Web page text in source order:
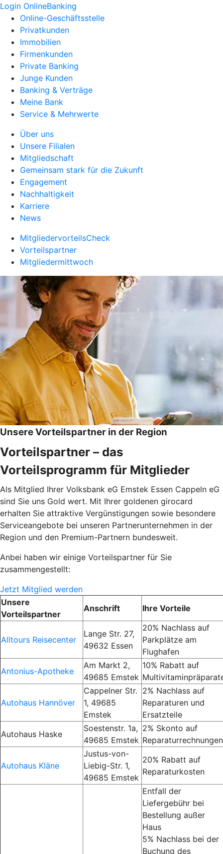
Login OnlineBanking
Online-Geschäftsstelle
Privatkunden
Immobilien
Firmenkunden
Private Banking
Junge Kunden
Banking & Verträge
Meine Bank
Service & Mehrwerte
Über uns
Unsere Filialen
Mitgliedschaft
Gemeinsam stark für die Zukunft
Engagement
Nachhaltigkeit
Karriere
News
MitgliedervorteilsCheck
Vorteilspartner
Mitgliedermittwoch
Unsere Vorteilspartner in der Region
Vorteilspartner – das
Vorteilsprogramm für Mitglieder
Als Mitglied Ihrer Volksbank eG Emstek Essen Cappeln eG
sind Sie uns Gold wert. Mit Ihrer goldenen girocard
erhalten Sie attraktive Vergünstigungen sowie besondere
Serviceangebote bei unseren Partnerunternehmen in der
Region und den Premium-Partnern bundesweit.
Anbei haben wir einige Vorteilspartner für Sie
zusammengestellt:
Jetzt Mitglied werden
Unsere
Vorteilspartner
Anschrift Ihre Vorteile
Alltours Reisecenter
Lange Str. 27,
49632 Essen
20% Nachlass auf
Parkplätze am
Flughafen
Antonius-Apotheke
Am Markt 2,
49685 Emstek
10% Rabatt auf
Autohaus Hannöver
Cappelner Str.
1, 49685
Emstek
2% Nachlass auf
Reparaturen und
Ersatzteile
Autohaus Haske
Soestenstr. 1a,
49685 Emstek
2% Skonto auf
Reparaturrechnungen
Autohaus Kläne
Justus-von-
Liebig-Str. 1,
49685 Emstek
20% Rabatt auf
Reparaturkosten
Entfall der
Liefergebühr bei
Bestellung außer
Haus
5% Nachlass bei der
Buchung des